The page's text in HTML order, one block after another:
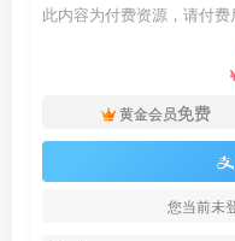
此内容为付费资源，请付费
黄金会员免费
您当前未